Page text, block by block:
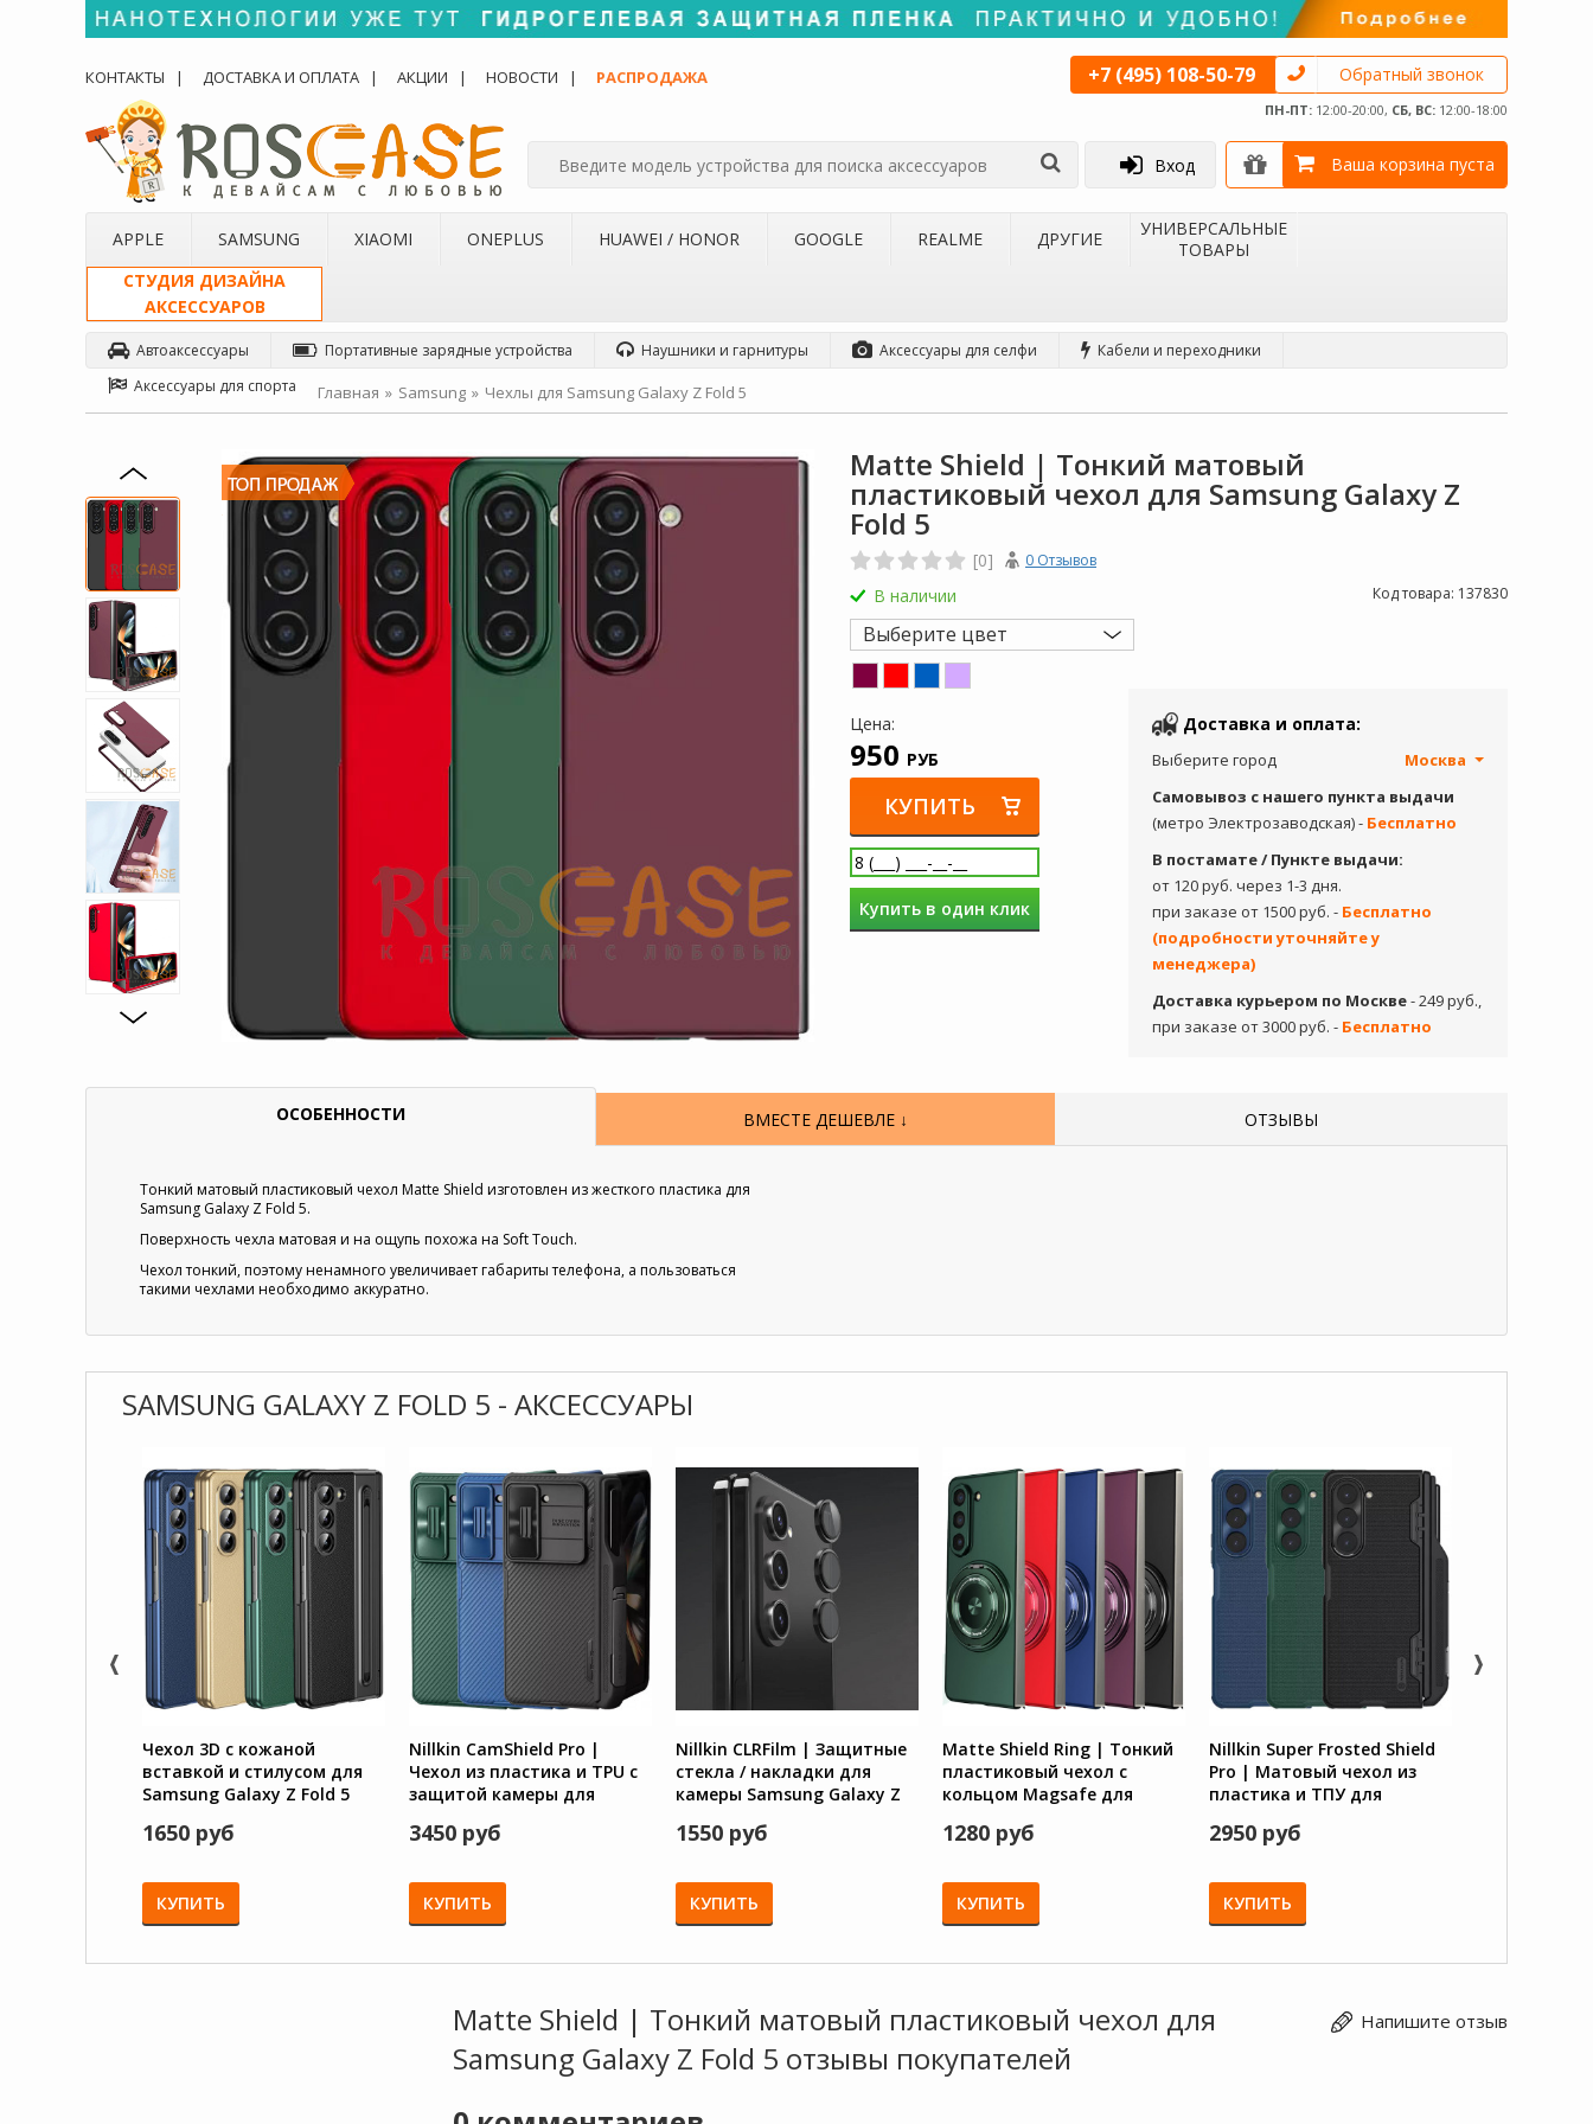
КОНТАКТЫ ДОСТАВКА И ОПЛАТА АКЦИИ НОВОСТИ РАСПРОДАЖА +7 (495) 108-50-79 Обратный звонок
ПН-ПТ: 12:00-20:00, СБ, ВС: 12:00-18:00
Вход Ваша корзина пуста
APPLE SAMSUNG XIAOMI ONEPLUS HUAWEI / HONOR GOOGLE REALME ДРУГИЕ
УНИВЕРСАЛЬНЫЕ
ТОВАРЫ
СТУДИЯ ДИЗАЙНА
АКСЕССУАРОВ
Автоаксессуары Портативные зарядные устройства Наушники и гарнитуры Аксессуары для селфи
Кабели и переходники
Аксессуары для спорта
Главная Samsung Чехлы для Samsung Galaxy Z Fold 5
Matte Shield | Тонкий матовый
пластиковый чехол для Samsung Galaxy Z
Fold 5
[0] 0 Отзывов
В наличии Код товара: 137830
Выберите цвет
Цена:
950 РУБ
КУПИТЬ
Купить в один клик
Доставка и оплата:
Выберите город
Москва
Самовывоз с нашего пункта выдачи
(метро Электрозаводская) - Бесплатно
В постамате / Пункте выдачи:
от 120 руб. через 1-3 дня.
при заказе от 1500 руб. - Бесплатно
(подробности уточняйте у
менеджера)
Доставка курьером по Москве- 249 руб.,
при заказе от 3000 руб. - Бесплатно
ОСОБЕННОСТИ ВМЕСТЕ ДЕШЕВЛЕ ↓ ОТЗЫВЫ
Тонкий матовый пластиковый чехол Matte Shield изготовлен из жесткого пластика для
Samsung Galaxy Z Fold 5.
Поверхность чехла матовая и на ощупь похожа на Soft Touch.
Чехол тонкий, поэтому ненамного увеличивает габариты телефона, а пользоваться
такими чехлами необходимо аккуратно.
SAMSUNG GALAXY Z FOLD 5 - АКСЕССУАРЫ
Чехол 3D с кожаной
вставкой и стилусом для
Samsung Galaxy Z Fold 5
1650 руб
КУПИТЬ
Nillkin CamShield Pro |
Чехол из пластика и TPU с
защитой камеры для
3450 руб
КУПИТЬ
Nillkin CLRFilm | Защитные
стекла / накладки для
камеры Samsung Galaxy Z
1550 руб
КУПИТЬ
Matte Shield Ring | Тонкий
пластиковый чехол с
кольцом Magsafe для
1280 руб
КУПИТЬ
Nillkin Super Frosted Shield
Pro | Матовый чехол из
пластика и ТПУ для
2950 руб
КУПИТЬ
Matte Shield | Тонкий матовый пластиковый чехол для
Samsung Galaxy Z Fold 5 отзывы покупателей
Напишите отзыв